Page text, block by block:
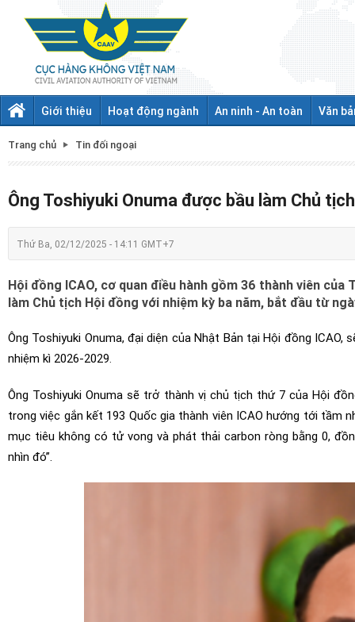
Giới thiệu Hoạt động ngành An ninh - An toàn Văn
Trang chủ Tin đối ngoại
Ông Toshiyuki Onuma được bầu làm Chủ
Thứ Ba, 02/12/2025 - 14:11 GMT+7
Hội đồng ICAO, cơ quan điều hành gồm 36 thành viên
làm Chủ tịch Hội đồng với nhiệm kỳ ba năm, bắt đầu từ
Ông Toshiyuki Onuma, đại diện của Nhật Bản tại Hội đồng
nhiệm kì 2026-2029.
Ông Toshiyuki Onuma sẽ trở thành vị chủ tịch thứ 7 của Hội
trong việc gắn kết 193 Quốc gia thành viên ICAO hướng tới tầm
mục tiêu không có tử vong và phát thải carbon ròng bằng 0,
nhìn đó”.